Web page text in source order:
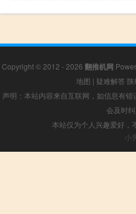
Copyright © 2012 - 2026 翻推机网
地图 | 疑难解答
声明：本站内容来自互联网，如信息有
会及时
本站仅为个人兴趣爱好，
小